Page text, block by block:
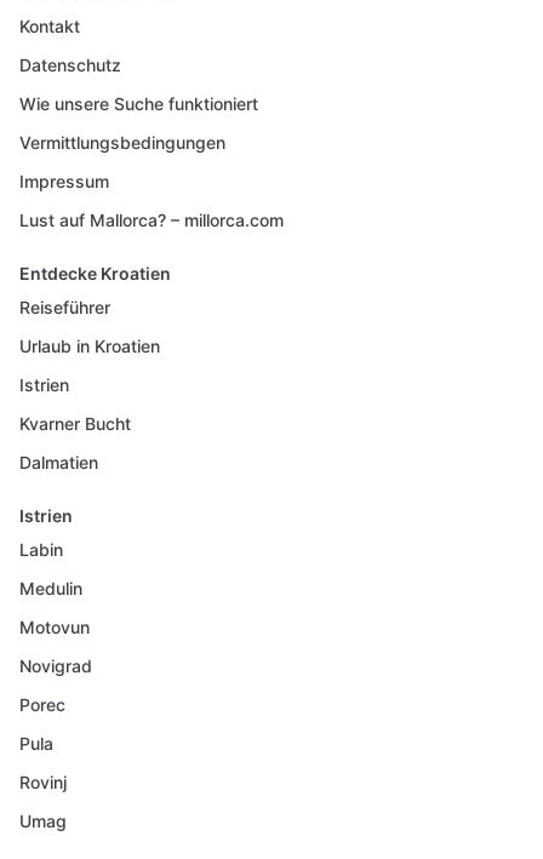
Kontakt
Datenschutz
Wie unsere Suche funktioniert
Vermittlungsbedingungen
Impressum
Lust auf Mallorca? – millorca.com
Entdecke Kroatien
Reiseführer
Urlaub in Kroatien
Istrien
Kvarner Bucht
Dalmatien
Istrien
Labin
Medulin
Motovun
Novigrad
Porec
Pula
Rovinj
Umag